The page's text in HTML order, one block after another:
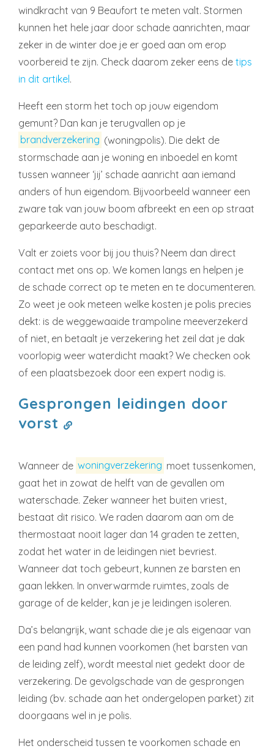
windkracht van 9 Beaufort te meten valt. Stormen
kunnen het hele jaar door schade aanrichten, maar
zeker in de winter doe je er goed aan om erop
voorbereid te zijn. Check daarom zeker eens de tips
in dit artikel.
Heeft een storm het toch op jouw eigendom
gemunt? Dan kan je terugvallen op je
brandverzekering (woningpolis). Die dekt de
stormschade aan je woning en inboedel en komt
tussen wanneer ‘jij’ schade aanricht aan iemand
anders of hun eigendom. Bijvoorbeeld wanneer een
zware tak van jouw boom afbreekt en een op straat
geparkeerde auto beschadigt.
Valt er zoiets voor bij jou thuis? Neem dan direct
contact met ons op. We komen langs en helpen je
de schade correct op te meten en te documenteren.
Zo weet je ook meteen welke kosten je polis precies
dekt: is de weggewaaide trampoline meeverzekerd
of niet, en betaalt je verzekering het zeil dat je dak
voorlopig weer waterdicht maakt? We checken ook
of een plaatsbezoek door een expert nodig is.
Gesprongen leidingen door
vorst
Wanneer de woningverzekering moet tussenkomen,
gaat het in zowat de helft van de gevallen om
waterschade. Zeker wanneer het buiten vriest,
bestaat dit risico. We raden daarom aan om de
thermostaat nooit lager dan 14 graden te zetten,
zodat het water in de leidingen niet bevriest.
Wanneer dat toch gebeurt, kunnen ze barsten en
gaan lekken. In onverwarmde ruimtes, zoals de
garage of de kelder, kan je je leidingen isoleren.
Da’s belangrijk, want schade die je als eigenaar van
een pand had kunnen voorkomen (het barsten van
de leiding zelf), wordt meestal niet gedekt door de
verzekering. De gevolgschade van de gesprongen
leiding (bv. schade aan het ondergelopen parket) zit
doorgaans wel in je polis.
Het onderscheid tussen te voorkomen schade en